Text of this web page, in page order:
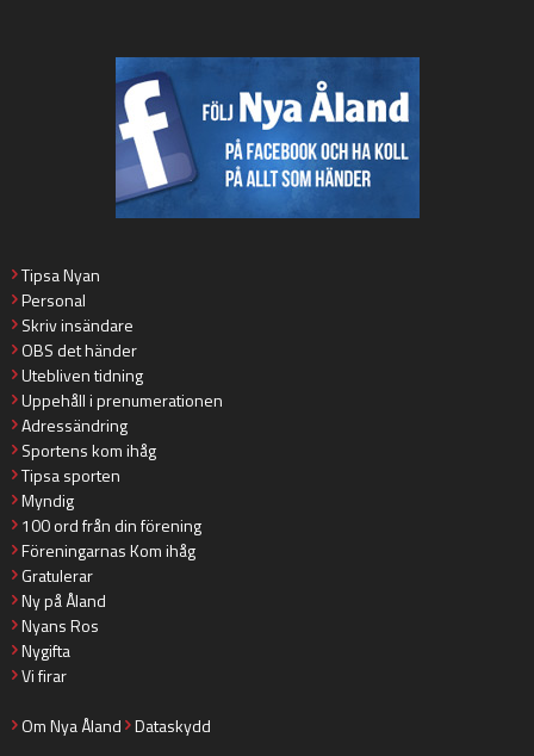
Tipsa Nyan
Personal
Skriv insändare
OBS det händer
Utebliven tidning
Uppehåll i prenumerationen
Adressändring
Sportens kom ihåg
Tipsa sporten
Myndig
100 ord från din förening
Föreningarnas Kom ihåg
Gratulerar
Ny på Åland
Nyans Ros
Nygifta
Vi firar
Om Nya Åland Dataskydd